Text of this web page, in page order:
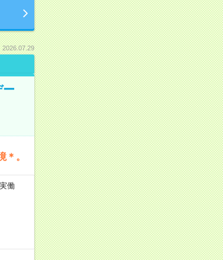
2026.07.29
ー
。
働